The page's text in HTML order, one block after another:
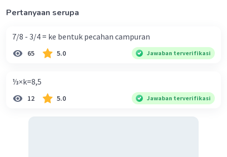
= 11,1
Menentukan Median
Median = (Data ke-21 + Data ke-22)/2
= (80 + 80)/2
= 160/2
Pertanyaan serupa
7/8 - 3/4 = ke bentuk pecahan campuran
65 5.0 Jawaban terverifikasi
⅓×k=8,5
12 5.0 Jawaban terverifikasi